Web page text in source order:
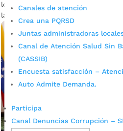
Canales de atención
Crea una PQRSD
Juntas administradoras
Canal de Atención Salud Sin
(CASSIB)
Encuesta satisfacción –
Auto Admite Demanda.
Participa
Canal Denuncias Corrupción –
los sábados de noviembre,
las comunas 11 y 17.